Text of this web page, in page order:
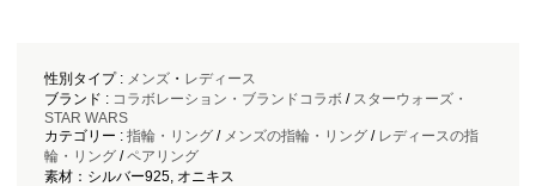
性別タイプ : メンズ・ レディース
ブランド : コラボレーション・ブランドコラボ/ スターウォーズ・
STAR WARS
カテゴリー : 指輪・リング/ メンズの指輪・リング/ レディースの指
輪・リング/ペアリング
素材：シルバー925, オニキス